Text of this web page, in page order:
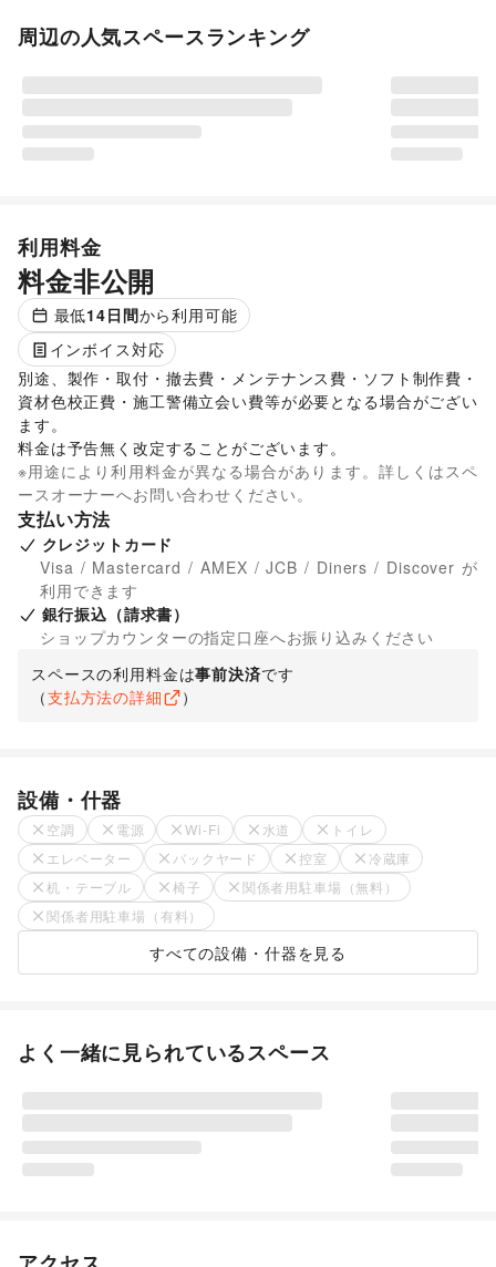
周辺の人気スペースランキング
利用料金
料金非公開
最低14日間から利用可能
インボイス対応
別途、製作・取付・撤去費・メンテナンス費・ソフト制作費・
資材色校正費・施工警備立会い費等が必要となる場合がござい
ます。
料金は予告無く改定することがございます。
※用途により利用料金が異なる場合があります。詳しくはスペ
ースオーナーへお問い合わせください。
支払い方法
クレジットカード
Visa / Mastercard / AMEX / JCB / Diners / Discover が
利用できます
銀行振込（請求書）
ショップカウンターの指定口座へお振り込みください
スペースの利用料金は事前決済です
（支払方法の詳細 ）
設備・什器
空調 電源 Wi-Fi 水道
トイレ
エレベーター
バックヤード 控室
冷蔵庫
机・テーブル
椅子
関係者用駐車場（無料）
関係者用駐車場（有料）
すべての設備・什器を見る
よく一緒に見られているスペース